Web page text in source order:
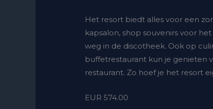
Het resort biedt alles voor een
kapsalon, shop souvenirs voor
weg in de discotheek. Ook op
buffetrestaurant kun je genieten
restaurant. Zo hoef je het resort
EUR 574.00